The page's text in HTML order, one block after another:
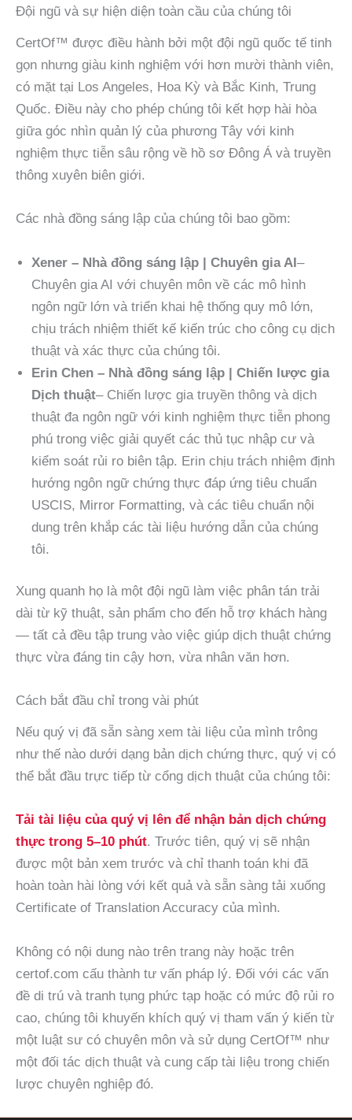
Đội ngũ và sự hiện diện toàn cầu của chúng tôi
CertOf™ được điều hành bởi một đội ngũ quốc tế tinh
gọn nhưng giàu kinh nghiệm với hơn mười thành viên,
có mặt tại Los Angeles, Hoa Kỳ và Bắc Kinh, Trung
Quốc. Điều này cho phép chúng tôi kết hợp hài hòa
giữa góc nhìn quản lý của phương Tây với kinh
nghiệm thực tiễn sâu rộng về hồ sơ Đông Á và truyền
thông xuyên biên giới.
Các nhà đồng sáng lập của chúng tôi bao gồm:
Xener – Nhà đồng sáng lập | Chuyên gia AI–
Chuyên gia AI với chuyên môn về các mô hình
ngôn ngữ lớn và triển khai hệ thống quy mô lớn,
chịu trách nhiệm thiết kế kiến trúc cho công cụ dịch
thuật và xác thực của chúng tôi.
Erin Chen – Nhà đồng sáng lập | Chiến lược gia
Dịch thuật– Chiến lược gia truyền thông và dịch
thuật đa ngôn ngữ với kinh nghiệm thực tiễn phong
phú trong việc giải quyết các thủ tục nhập cư và
kiểm soát rủi ro biên tập. Erin chịu trách nhiệm định
hướng ngôn ngữ chứng thực đáp ứng tiêu chuẩn
USCIS, Mirror Formatting, và các tiêu chuẩn nội
dung trên khắp các tài liệu hướng dẫn của chúng
tôi.
Xung quanh họ là một đội ngũ làm việc phân tán trải
dài từ kỹ thuật, sản phẩm cho đến hỗ trợ khách hàng
— tất cả đều tập trung vào việc giúp dịch thuật chứng
thực vừa đáng tin cậy hơn, vừa nhân văn hơn.
Cách bắt đầu chỉ trong vài phút
Nếu quý vị đã sẵn sàng xem tài liệu của mình trông
như thế nào dưới dạng bản dịch chứng thực, quý vị có
thể bắt đầu trực tiếp từ cổng dịch thuật của chúng tôi:
Tải tài liệu của quý vị lên để nhận bản dịch chứng
thực trong 5–10 phút. Trước tiên, quý vị sẽ nhận
được một bản xem trước và chỉ thanh toán khi đã
hoàn toàn hài lòng với kết quả và sẵn sàng tải xuống
Certificate of Translation Accuracy của mình.
Không có nội dung nào trên trang này hoặc trên
certof.com cấu thành tư vấn pháp lý. Đối với các vấn
đề di trú và tranh tụng phức tạp hoặc có mức độ rủi ro
cao, chúng tôi khuyến khích quý vị tham vấn ý kiến từ
một luật sư có chuyên môn và sử dụng CertOf™ như
một đối tác dịch thuật và cung cấp tài liệu trong chiến
lược chuyên nghiệp đó.